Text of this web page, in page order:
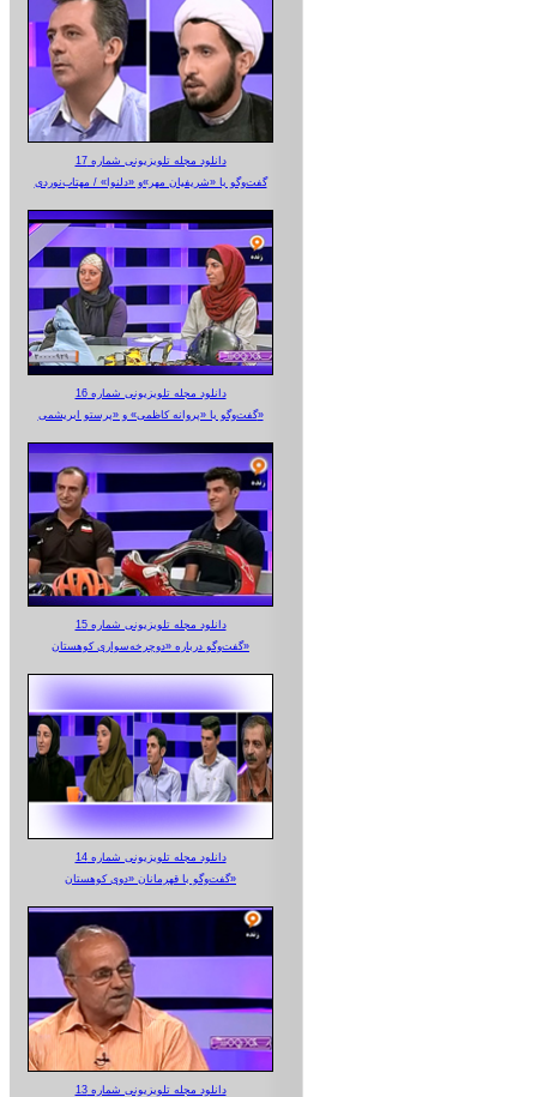
دانلود مجله تلویزیونی شماره 17
گفت‌وگو با «شریفیان مهر»‌و «دلنوا» / مهتاب‌نوردی
دانلود مجله تلویزیونی شماره 16
گفت‌وگو با «پروانه کاظمی» و «پرستو‌ ابریشمی»
دانلود مجله تلویزیونی شماره 15
گفت‌وگو درباره «دوچرخه‌سواری کوهستان»
دانلود مجله تلویزیونی شماره 14
گفت‌وگو با قهرمانان «دوی کوهستان»
دانلود مجله تلویزیونی شماره 13